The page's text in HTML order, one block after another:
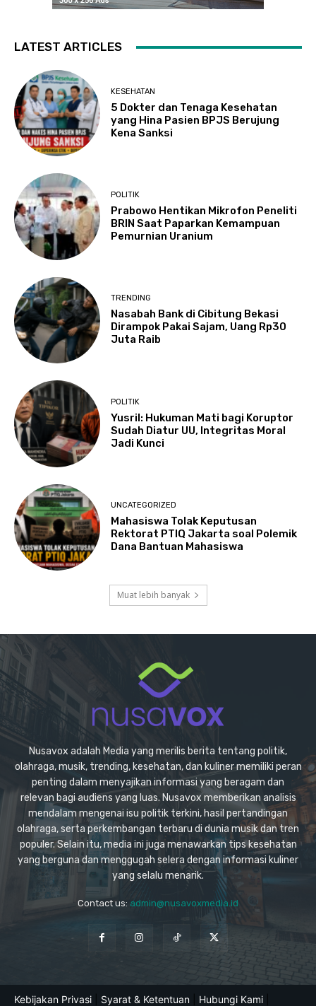
LATEST ARTICLES
KESEHATAN
5 Dokter dan Tenaga Kesehatan
yang Hina Pasien BPJS Berujung
Kena Sanksi
POLITIK
Prabowo Hentikan Mikrofon Peneliti
BRIN Saat Paparkan Kemampuan
Pemurnian Uranium
TRENDING
Nasabah Bank di Cibitung Bekasi
Dirampok Pakai Sajam, Uang Rp30
Juta Raib
POLITIK
Yusril: Hukuman Mati bagi Koruptor
Sudah Diatur UU, Integritas Moral
Jadi Kunci
UNCATEGORIZED
Mahasiswa Tolak Keputusan
Rektorat PTIQ Jakarta soal Polemik
Dana Bantuan Mahasiswa
Muat lebih banyak
Nusavox adalah Media yang merilis berita tentang politik,
olahraga, musik, trending, kesehatan, dan kuliner memiliki peran
penting dalam menyajikan informasi yang beragam dan
relevan bagi audiens yang luas. Nusavox memberikan analisis
mendalam mengenai isu politik terkini, hasil pertandingan
olahraga, serta perkembangan terbaru di dunia musik dan tren
populer. Selain itu, media ini juga menawarkan tips kesehatan
yang berguna dan menggugah selera dengan informasi kuliner
yang selalu menarik.
Contact us: admin@nusavoxmedia.id
Kebijakan Privasi Syarat & Ketentuan Hubungi Kami